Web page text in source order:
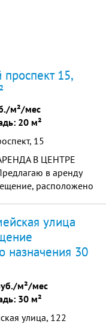
15,
м²/мес
20 м²
15
В ЦЕНТРЕ
в аренду
расположено
Кузнецком,
проходят
сторону городов
и Красноярска.
службы.
находится большая
парковка.
улица
назначения 30
м²/мес
30 м²
улица, 122